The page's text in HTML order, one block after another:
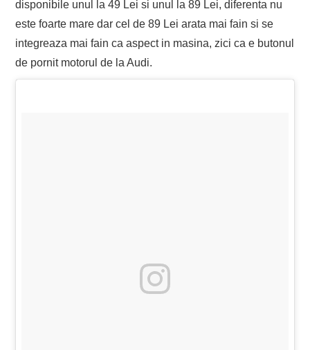
disponibile unul la 49 Lei si unul la 89 Lei, diferenta nu
este foarte mare dar cel de 89 Lei arata mai fain si se
integreaza mai fain ca aspect in masina, zici ca e butonul
de pornit motorul de la Audi.